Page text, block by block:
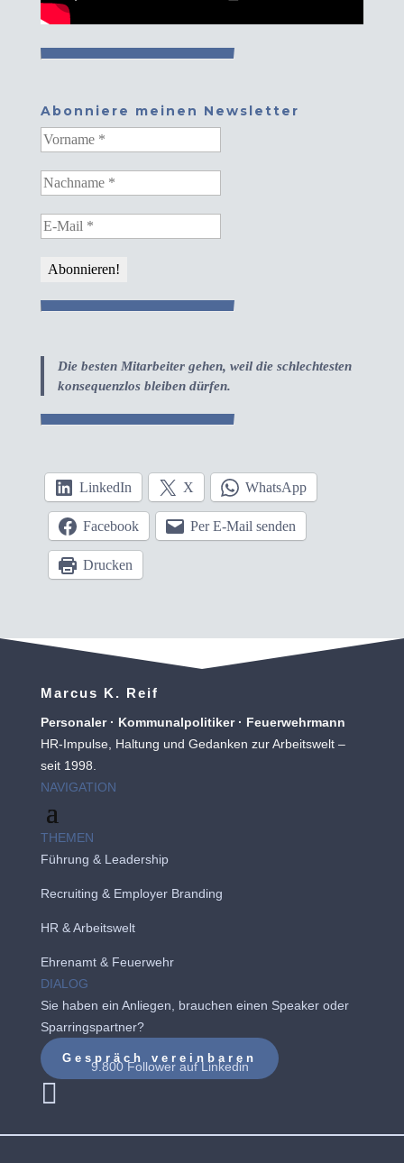
Abonniere meinen Newsletter
Die besten Mitarbeiter gehen, weil die schlechtesten
konsequenzlos bleiben dürfen.
LinkedIn X WhatsApp
Facebook Per E-Mail senden
Drucken
Marcus K. Reif
Personaler · Kommunalpolitiker · Feuerwehrmann
HR-Impulse, Haltung und Gedanken zur Arbeitswelt –
seit 1998.
NAVIGATION
THEMEN
Führung & Leadership
Recruiting & Employer Branding
HR & Arbeitswelt
Ehrenamt & Feuerwehr
DIALOG
Sie haben ein Anliegen, brauchen einen Speaker oder
Sparringspartner?
Gespräch vereinbaren

9.800 Follower aufLinkedin